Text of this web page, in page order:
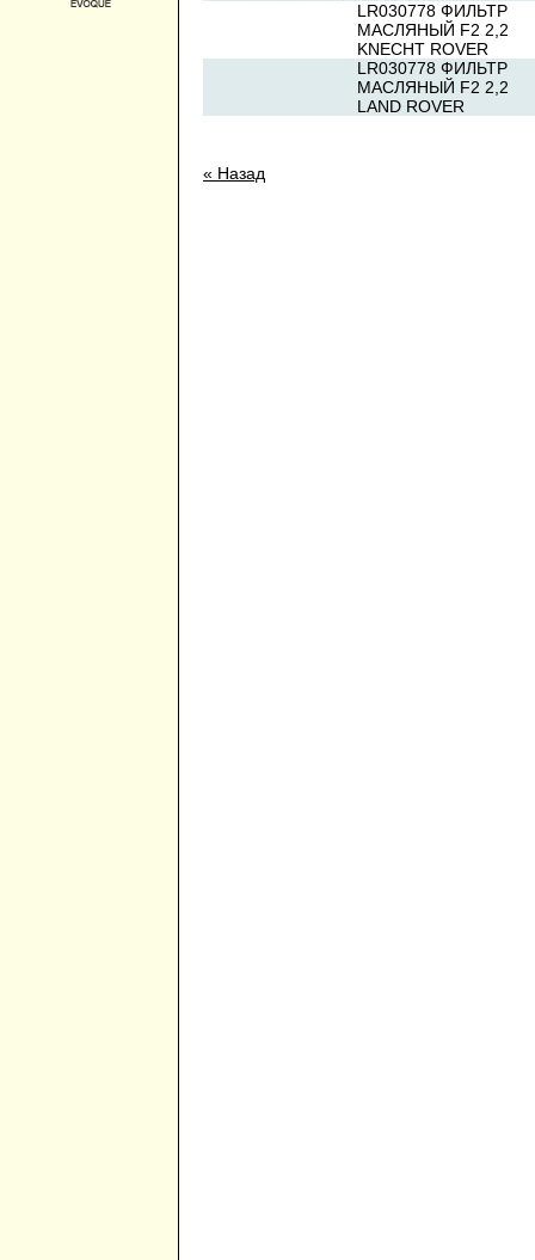
LR030778 ФИЛЬТР
МАСЛЯНЫЙ F2 2,2
KNECHT ROVER
LR030778 ФИЛЬТР
МАСЛЯНЫЙ F2 2,2
LAND ROVER
« Назад